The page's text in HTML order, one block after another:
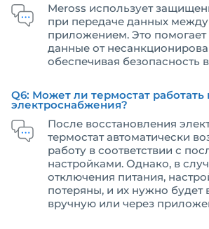
Meross использует
при передаче данных
приложением. Это
данные от
обеспечивая безопасность
Q6: Может ли термостат работать
электроснабжения?
После восстановления
термостат автоматически
работу в соответствии с
настройками. Однако, в
отключения питания,
потеряны, и их нужно будет
вручную или через